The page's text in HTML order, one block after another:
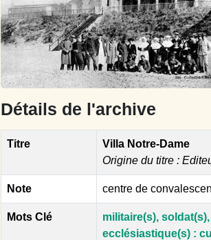
Détails de l'archive
Titre
Villa Notre-Dame
Origine du titre :
Note centre de
Mots Clé
militaire(s), soldat(s),
ecclésiastique(s) :